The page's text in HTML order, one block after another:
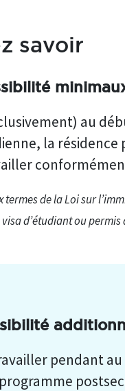
savoir
au
la
de la Loi sur
d’étudiant ou
pendant